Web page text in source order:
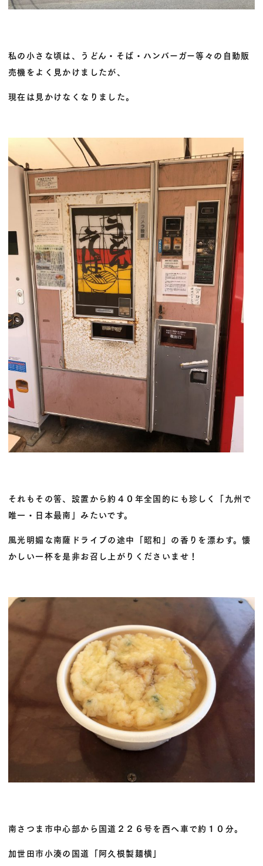
私の小さな頃は、うどん・そば・ハンバーガー等々の自動販
売機をよく見かけましたが、
現在は見かけなくなりました。
それもその筈、設置から約４０年全国的にも珍しく「九州で
唯一・日本最南」みたいです。
風光明媚な南薩ドライブの途中「昭和」の香りを漂わす。懐
かしい一杯を是非お召し上がりくださいませ！
南さつま市中心部から国道２２６号を西へ車で約１０分。
加世田市小湊の国道「阿久根製麺横」